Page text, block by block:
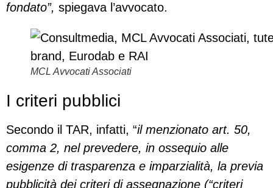
fondato”, spiegava l’avvocato.
MCL Avvocati Associati
I criteri pubblici
Secondo il TAR, infatti, “il menzionato art. 50,
comma 2, nel prevedere, in ossequio alle
esigenze di trasparenza e imparzialità, la previa
pubblicità dei criteri di assegnazione (“criteri